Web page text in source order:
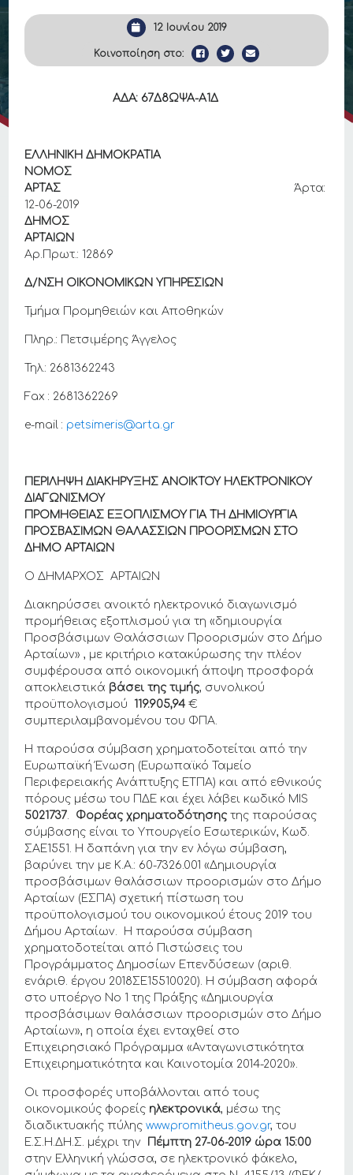
12 Ιουνίου 2019
Κοινοποίηση στο:
ΑΔΑ: 67Δ8ΩΨΑ-Α1Δ
ΕΛΛΗΝΙΚΗ ΔΗΜΟΚΡΑΤΙΑ
ΝΟΜΟΣ
ΑΡΤΑΣΆρτα:
12-06-2019
ΔΗΜΟΣ
ΑΡΤΑΙΩΝ
Αρ.Πρωτ.: 12869
Δ/ΝΣΗ ΟΙΚΟΝΟΜΙΚΩΝ ΥΠΗΡΕΣΙΩΝ
Τμήμα Προμηθειών και Αποθηκών
Πληρ.: Πετσιμέρης Άγγελος
Τηλ.: 2681362243
Fax : 2681362269
e-mail : petsimeris@arta.gr
ΠΕΡΙΛΗΨΗ ΔΙΑΚΗΡΥΞΗΣ ΑΝΟΙΚΤΟΥ ΗΛΕΚΤΡΟΝΙΚΟΥ
ΔΙΑΓΩΝΙΣΜΟΥ
ΠΡΟΜΗΘΕΙΑΣ ΕΞΟΠΛΙΣΜΟΥ ΓΙΑ ΤΗΔΗΜΙΟΥΡΓΙΑ
ΠΡΟΣΒΑΣΙΜΩΝ ΘΑΛΑΣΣΙΩΝ ΠΡΟΟΡΙΣΜΩΝ ΣΤΟ
ΔΗΜΟ ΑΡΤΑΙΩΝ
Ο ΔΗΜΑΡΧΟΣ ΑΡΤΑΙΩΝ
Διακηρύσσει ανοικτό ηλεκτρονικό διαγωνισμό
προμήθειας εξοπλισμού για τη «δημιουργία
Προσβάσιμων Θαλάσσιων Προορισμών στο Δήμο
Αρταίων» , με κριτήριο κατακύρωσης την πλέον
συμφέρουσα από οικονομική άποψη προσφορά
αποκλειστικά βάσει της τιμής, συνολικού
προϋπολογισμού 119.905,94 €
συμπεριλαμβανομένου του ΦΠΑ.
Η παρούσα σύμβαση χρηματοδοτείται από την
Ευρωπαϊκή Ένωση (Ευρωπαϊκό Ταμείο
Περιφερειακής Ανάπτυξης ΕΤΠΑ) και από εθνικούς
πόρους μέσω του ΠΔΕ και έχει λάβει κωδικό MIS
5021737. Φορέας χρηματοδότησηςτης παρούσας
σύμβασης είναι το Υπουργείο Εσωτερικών, Κωδ.
ΣΑΕ1551. Η δαπάνη για την εν λόγω σύμβαση,
βαρύνει την με Κ.Α.: 60-7326.001 «Δημιουργία
προσβάσιμων θαλάσσιων προορισμών στο Δήμο
Αρταίων (ΕΣΠΑ) σχετική πίστωση του
προϋπολογισμού του οικονομικού έτους 2019 του
Δήμου Αρταίων. Η παρούσα σύμβαση
χρηματοδοτείται από Πιστώσεις του
Προγράμματος Δημοσίων Επενδύσεων (αριθ.
ενάριθ. έργου 2018ΣΕ15510020). Η σύμβαση αφορά
στο υποέργο Νο 1 της Πράξης «Δημιουργία
προσβάσιμων θαλάσσιων προορισμών στο Δήμο
Αρταίων», η οποία έχει ενταχθεί στο
Επιχειρησιακό Πρόγραμμα «Ανταγωνιστικότητα
Επιχειρηματικότητα και Καινοτομία 2014-2020».
Οι προσφορές υποβάλλονται από τους
οικονομικούς φορείς ηλεκτρονικά, μέσω της
διαδικτυακής πύληςwww.promitheus.gov.gr, του
Ε.Σ.Η.ΔΗ.Σ. μέχρι την Πέμπτη 27-06-2019 ώρα 15:00
στην Ελληνική γλώσσα, σε ηλεκτρονικό φάκελο,